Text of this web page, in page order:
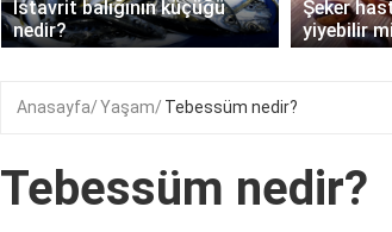
İstavrit balığının küçüğü
nedir?
Şeker
yiyebilir
Anasayfa Yaşam Tebessüm nedir?
Tebessüm nedir?